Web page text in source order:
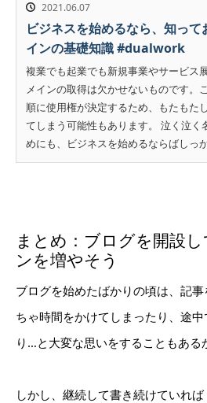
2021.06.07
ビジネスを始めるなら、知って
インの基礎知識 #dualwork
複業でも起業でも新規事業やサービス
メインの取得は欠かせないものです。
順に使用権が決定するため、もたもた
てしまう可能性もあります。 泣く泣く
めにも、ビジネスを始めるならばしっ
まとめ：ブログを開設
ンを増やそう
ブログを始めたばかりの頃は、記
ちゃ時間をかけてしまったり、途
り…と大変な思いをすることもある
しかし、継続して書き続けていれば